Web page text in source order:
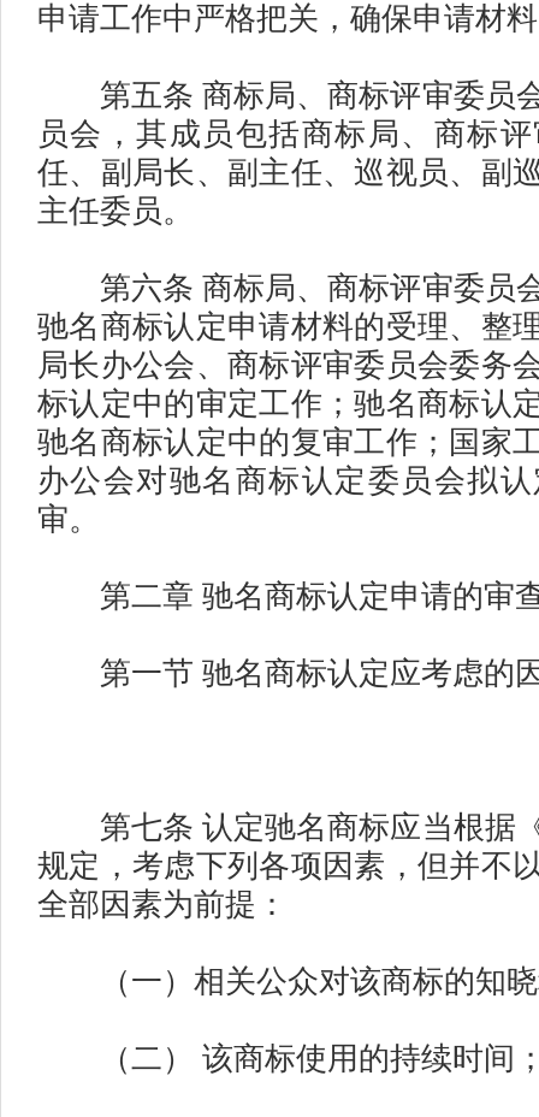
申请工作中严格把关，确保申请材
第五条 商标局、商标评审委员
员会，其成员包括商标局、商标
任、副局长、副主任、巡视员、副
主任委员。
第六条 商标局、商标评审委员
驰名商标认定申请材料的受理、整
局长办公会、商标评审委员会委务
标认定中的审定工作；驰名商标认
驰名商标认定中的复审工作；国家
办公会对驰名商标认定委员会拟
审。
第二章 驰名商标认定申请的审
第一节 驰名商标认定应考虑的
第七条 认定驰名商标应当根据
规定，考虑下列各项因素，但并不
全部因素为前提：
（一）相关公众对该商标的知晓
（二） 该商标使用的持续时间